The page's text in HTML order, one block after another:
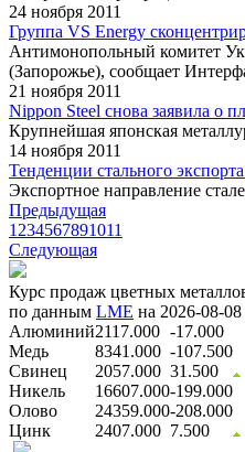
24 ноября 2011
Группа VS Energy
Антимонопольный комитет
(Запорожье), сообщает
21 ноября 2011
Nippon Steel снова заявила о
Крупнейшая японская
14 ноября 2011
Тенденции стального
Экспортное направление
Предыдущая
1 234567891011
Следующая
Курс продаж цветных
по данным LME на 2026-08-08
Алюминий2117.000 -17.000
Медь
8341.000 -107.500
Свинец
2057.000 31.500
Никель
16607.000-199.000
Олово
24359.000-208.000
Цинк
2407.000 7.500